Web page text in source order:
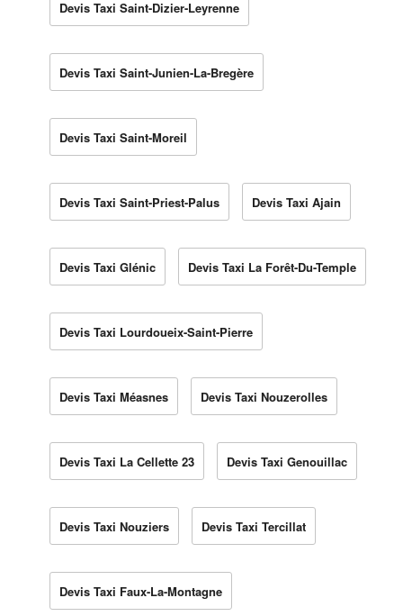
Devis Taxi Saint-Dizier-Leyrenne
Devis Taxi Saint-Junien-La-Bregère
Devis Taxi Saint-Moreil
Devis Taxi Saint-Priest-Palus Devis Taxi Ajain
Devis Taxi Glénic Devis Taxi La Forêt-Du-Temple
Devis Taxi Lourdoueix-Saint-Pierre
Devis Taxi Méasnes Devis Taxi Nouzerolles
Devis Taxi La Cellette 23 Devis Taxi Genouillac
Devis Taxi Nouziers Devis Taxi Tercillat
Devis Taxi Faux-La-Montagne